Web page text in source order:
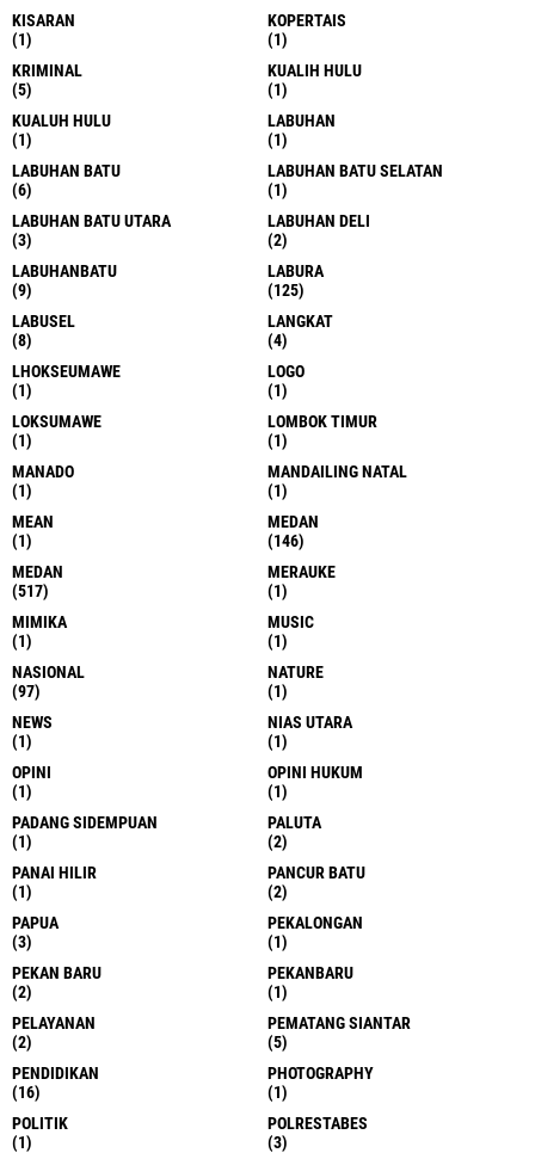
KISARAN
(1)
KOPERTAIS
(1)
KRIMINAL
(5)
KUALIH HULU
(1)
KUALUH HULU
(1)
LABUHAN
(1)
LABUHAN BATU
(6)
LABUHAN BATU SELATAN
(1)
LABUHAN BATU UTARA
(3)
LABUHAN DELI
(2)
LABUHANBATU
(9)
LABURA
(125)
LABUSEL
(8)
LANGKAT
(4)
LHOKSEUMAWE
(1)
LOGO
(1)
LOKSUMAWE
(1)
LOMBOK TIMUR
(1)
MANADO
(1)
MANDAILING NATAL
(1)
MEAN
(1)
MEDAN
(146)
MEDAN
(517)
MERAUKE
(1)
MIMIKA
(1)
MUSIC
(1)
NASIONAL
(97)
NATURE
(1)
NEWS
(1)
NIAS UTARA
(1)
OPINI
(1)
OPINI HUKUM
(1)
PADANG SIDEMPUAN
(1)
PALUTA
(2)
PANAI HILIR
(1)
PANCUR BATU
(2)
PAPUA
(3)
PEKALONGAN
(1)
PEKAN BARU
(2)
PEKANBARU
(1)
PELAYANAN
(2)
PEMATANG SIANTAR
(5)
PENDIDIKAN
(16)
PHOTOGRAPHY
(1)
POLITIK
(1)
POLRESTABES
(3)